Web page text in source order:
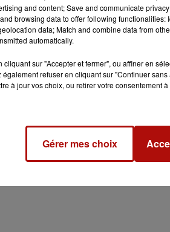
et l'observatoire du
mais aussi découvrir le
and content; Save and communicate
browsing data to offer following
data; Match and combine data from
automatically.
cliquant sur "Accepter et fermer", ou affiner en
également refuser en cliquant sur "Continuer
à jour vos choix, ou retirer votre consentement
Gérer mes choix